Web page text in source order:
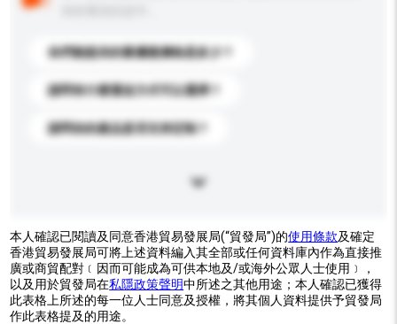
你們能提供的最優惠價格是多少？
請問有什麼運送方式可以選擇？
請問你的產品是否支持定制？
本人確認已閱讀及同意香港貿易發展局(“貿發局”)的使用條款及確定
香港貿易發展局可將上述資料編入其全部或任何資料庫內作為直接推
廣或商貿配對﹝因而可能成為可供本地及/或海外公眾人士使用﹞，
以及用於貿發局在私隱政策聲明中所述之其他用途；本人確認已獲得
此表格上所述的每一位人士同意及授權，將其個人資料提供予貿發局
作此表格提及的用途。